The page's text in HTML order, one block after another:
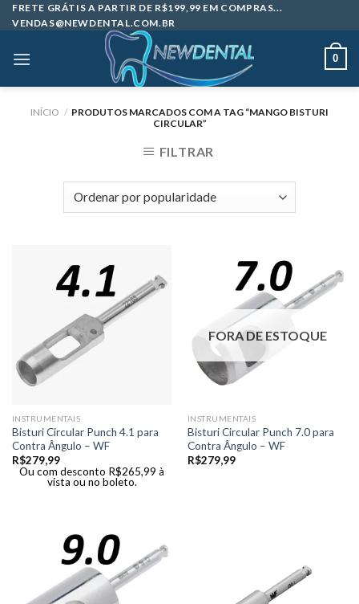
Skip
to
FRETE GRÁTIS A PARTIR DE R$199,99 EM COMPRAS...
VENDAS@NEWDENTAL.COM.BR
0
INÍCIO / PRODUTOS MARCADOS COM A TAG “MANGO BISTURI
CIRCULAR”
FILTRAR
INSTRUMENTAIS
Bisturi Circular Punch 4.1 para
Contra Ângulo – WF
R$279,99
Ou com desconto R$265,99 à
vista ou no boleto.
FORA DE ESTOQUE
INSTRUMENTAIS
Bisturi Circular Punch 7.0 para
Contra Ângulo – WF
R$279,99